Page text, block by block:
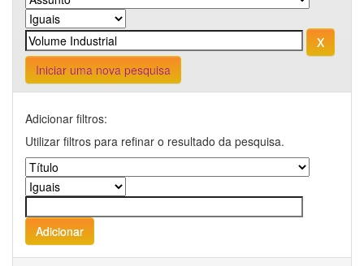
Iniciar uma nova pesquisa
Adicionar filtros:
Utilizar filtros para refinar o resultado da pesquisa.